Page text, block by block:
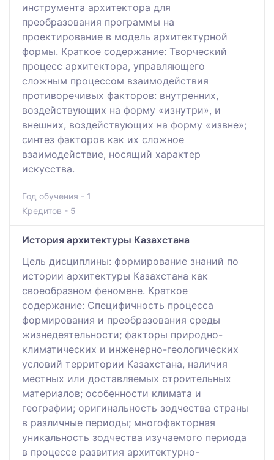
инструмента архитектора для
преобразования программы на
проектирование в модель архитектурной
формы. Краткое содержание: Творческий
процесс архитектора, управляющего
сложным процессом взаимодействия
противоречивых факторов: внутренних,
воздействующих на форму «изнутри», и
внешних, воздействующих на форму «извне»;
синтез факторов как их сложное
взаимодействие, носящий характер
искусства.
Год обучения - 1
Кредитов - 5
История архитектуры Казахстана
Цель дисциплины: формирование знаний по
истории архитектуры Казахстана как
своеобразном феномене. Краткое
содержание: Специфичность процесса
формирования и преобразования среды
жизнедеятельности; факторы природно-
климатических и инженерно-геологических
условий территории Казахстана, наличия
местных или доставляемых строительных
материалов; особенности климата и
географии; оригинальность зодчества страны
в различные периоды; многофакторная
уникальность зодчества изучаемого периода
в процессе развития архитектурно-